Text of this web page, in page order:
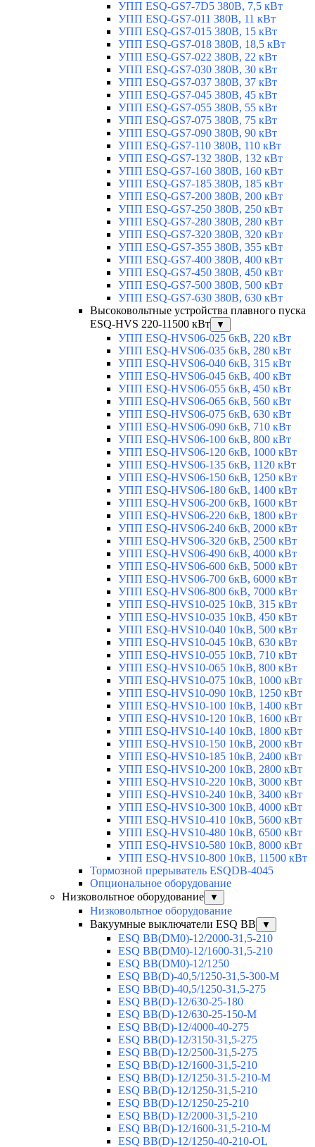
УПП ESQ-GS7-7D5 380В, 7,5 кВт
УПП ESQ-GS7-011 380В, 11 кВт
УПП ESQ-GS7-015 380В, 15 кВт
УПП ESQ-GS7-018 380В, 18,5 кВт
УПП ESQ-GS7-022 380В, 22 кВт
УПП ESQ-GS7-030 380В, 30 кВт
УПП ESQ-GS7-037 380В, 37 кВт
УПП ESQ-GS7-045 380В, 45 кВт
УПП ESQ-GS7-055 380В, 55 кВт
УПП ESQ-GS7-075 380В, 75 кВт
УПП ESQ-GS7-090 380В, 90 кВт
УПП ESQ-GS7-110 380В, 110 кВт
УПП ESQ-GS7-132 380В, 132 кВт
УПП ESQ-GS7-160 380В, 160 кВт
УПП ESQ-GS7-185 380В, 185 кВт
УПП ESQ-GS7-200 380В, 200 кВт
УПП ESQ-GS7-250 380В, 250 кВт
УПП ESQ-GS7-280 380В, 280 кВт
УПП ESQ-GS7-320 380В, 320 кВт
УПП ESQ-GS7-355 380В, 355 кВт
УПП ESQ-GS7-400 380В, 400 кВт
УПП ESQ-GS7-450 380В, 450 кВт
УПП ESQ-GS7-500 380В, 500 кВт
УПП ESQ-GS7-630 380В, 630 кВт
Высоковольтные устройства плавного пуска
ESQ-HVS 220-11500 кВт
▼
УПП ESQ-HVS06-025 6кВ, 220 кВт
УПП ESQ-HVS06-035 6кВ, 280 кВт
УПП ESQ-HVS06-040 6кВ, 315 кВт
УПП ESQ-HVS06-045 6кВ, 400 кВт
УПП ESQ-HVS06-055 6кВ, 450 кВт
УПП ESQ-HVS06-065 6кВ, 560 кВт
УПП ESQ-HVS06-075 6кВ, 630 кВт
УПП ESQ-HVS06-090 6кВ, 710 кВт
УПП ESQ-HVS06-100 6кВ, 800 кВт
УПП ESQ-HVS06-120 6кВ, 1000 кВт
УПП ESQ-HVS06-135 6кВ, 1120 кВт
УПП ESQ-HVS06-150 6кВ, 1250 кВт
УПП ESQ-HVS06-180 6кВ, 1400 кВт
УПП ESQ-HVS06-200 6кВ, 1600 кВт
УПП ESQ-HVS06-220 6кВ, 1800 кВт
УПП ESQ-HVS06-240 6кВ, 2000 кВт
УПП ESQ-HVS06-320 6кВ, 2500 кВт
УПП ESQ-HVS06-490 6кВ, 4000 кВт
УПП ESQ-HVS06-600 6кВ, 5000 кВт
УПП ESQ-HVS06-700 6кВ, 6000 кВт
УПП ESQ-HVS06-800 6кВ, 7000 кВт
УПП ESQ-HVS10-025 10кВ, 315 кВт
УПП ESQ-HVS10-035 10кВ, 450 кВт
УПП ESQ-HVS10-040 10кВ, 500 кВт
УПП ESQ-HVS10-045 10кВ, 630 кВт
УПП ESQ-HVS10-055 10кВ, 710 кВт
УПП ESQ-HVS10-065 10кВ, 800 кВт
УПП ESQ-HVS10-075 10кВ, 1000 кВт
УПП ESQ-HVS10-090 10кВ, 1250 кВт
УПП ESQ-HVS10-100 10кВ, 1400 кВт
УПП ESQ-HVS10-120 10кВ, 1600 кВт
УПП ESQ-HVS10-140 10кВ, 1800 кВт
УПП ESQ-HVS10-150 10кВ, 2000 кВт
УПП ESQ-HVS10-185 10кВ, 2400 кВт
УПП ESQ-HVS10-200 10кВ, 2800 кВт
УПП ESQ-HVS10-220 10кВ, 3000 кВт
УПП ESQ-HVS10-240 10кВ, 3400 кВт
УПП ESQ-HVS10-300 10кВ, 4000 кВт
УПП ESQ-HVS10-410 10кВ, 5600 кВт
УПП ESQ-HVS10-480 10кВ, 6500 кВт
УПП ESQ-HVS10-580 10кВ, 8000 кВт
УПП ESQ-HVS10-800 10кВ, 11500 кВт
Тормозной прерыватель ESQDB-4045
Опциональное оборудование
Низковольтное оборудование
▼
Низковольтное оборудование
Вакуумные выключатели ESQ BB
▼
ESQ ВВ(DM0)-12/2000-31,5-210
ESQ ВВ(DM0)-12/1600-31,5-210
ESQ ВВ(DM0)-12/1250
ESQ ВВ(D)-40,5/1250-31,5-300-М
ESQ ВВ(D)-40,5/1250-31,5-275
ESQ ВВ(D)-12/630-25-180
ESQ ВВ(D)-12/630-25-150-М
ESQ ВВ(D)-12/4000-40-275
ESQ ВВ(D)-12/3150-31,5-275
ESQ ВВ(D)-12/2500-31,5-275
ESQ ВВ(D)-12/1600-31,5-210
ESQ ВВ(D)-12/1250-31.5-210-М
ESQ ВВ(D)-12/1250-31,5-210
ESQ ВВ(D)-12/1250-25-210
ESQ BB(D)-12/2000-31,5-210
ESQ BB(D)-12/1600-31,5-210-М
ESQ BB(D)-12/1250-40-210-OL